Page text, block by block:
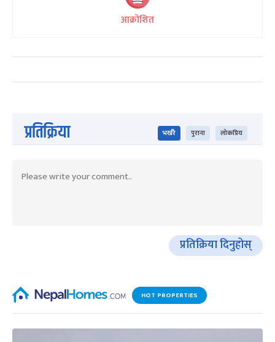
आक्रोशित
प्रतिक्रिया भर्खरै पुराना लोकप्रिय
प्रतिक्रिया दिनुहोस्
HOT PROPERTIES